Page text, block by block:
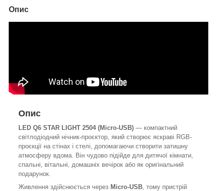
Опис
Опис
LED Q6 STAR LIGHT 2504 (Micro-USB) — компактний
світлодіодний нічник-проєктор, який створює яскраві RGB-
проєкції на стінах і стелі, допомагаючи створити затишну
атмосферу вдома. Він чудово підійде для дитячої кімнати,
спальні, вітальні, домашніх вечірок або як оригінальний
подарунок.
Живлення здійснюється через Micro-USB , тому пристрій